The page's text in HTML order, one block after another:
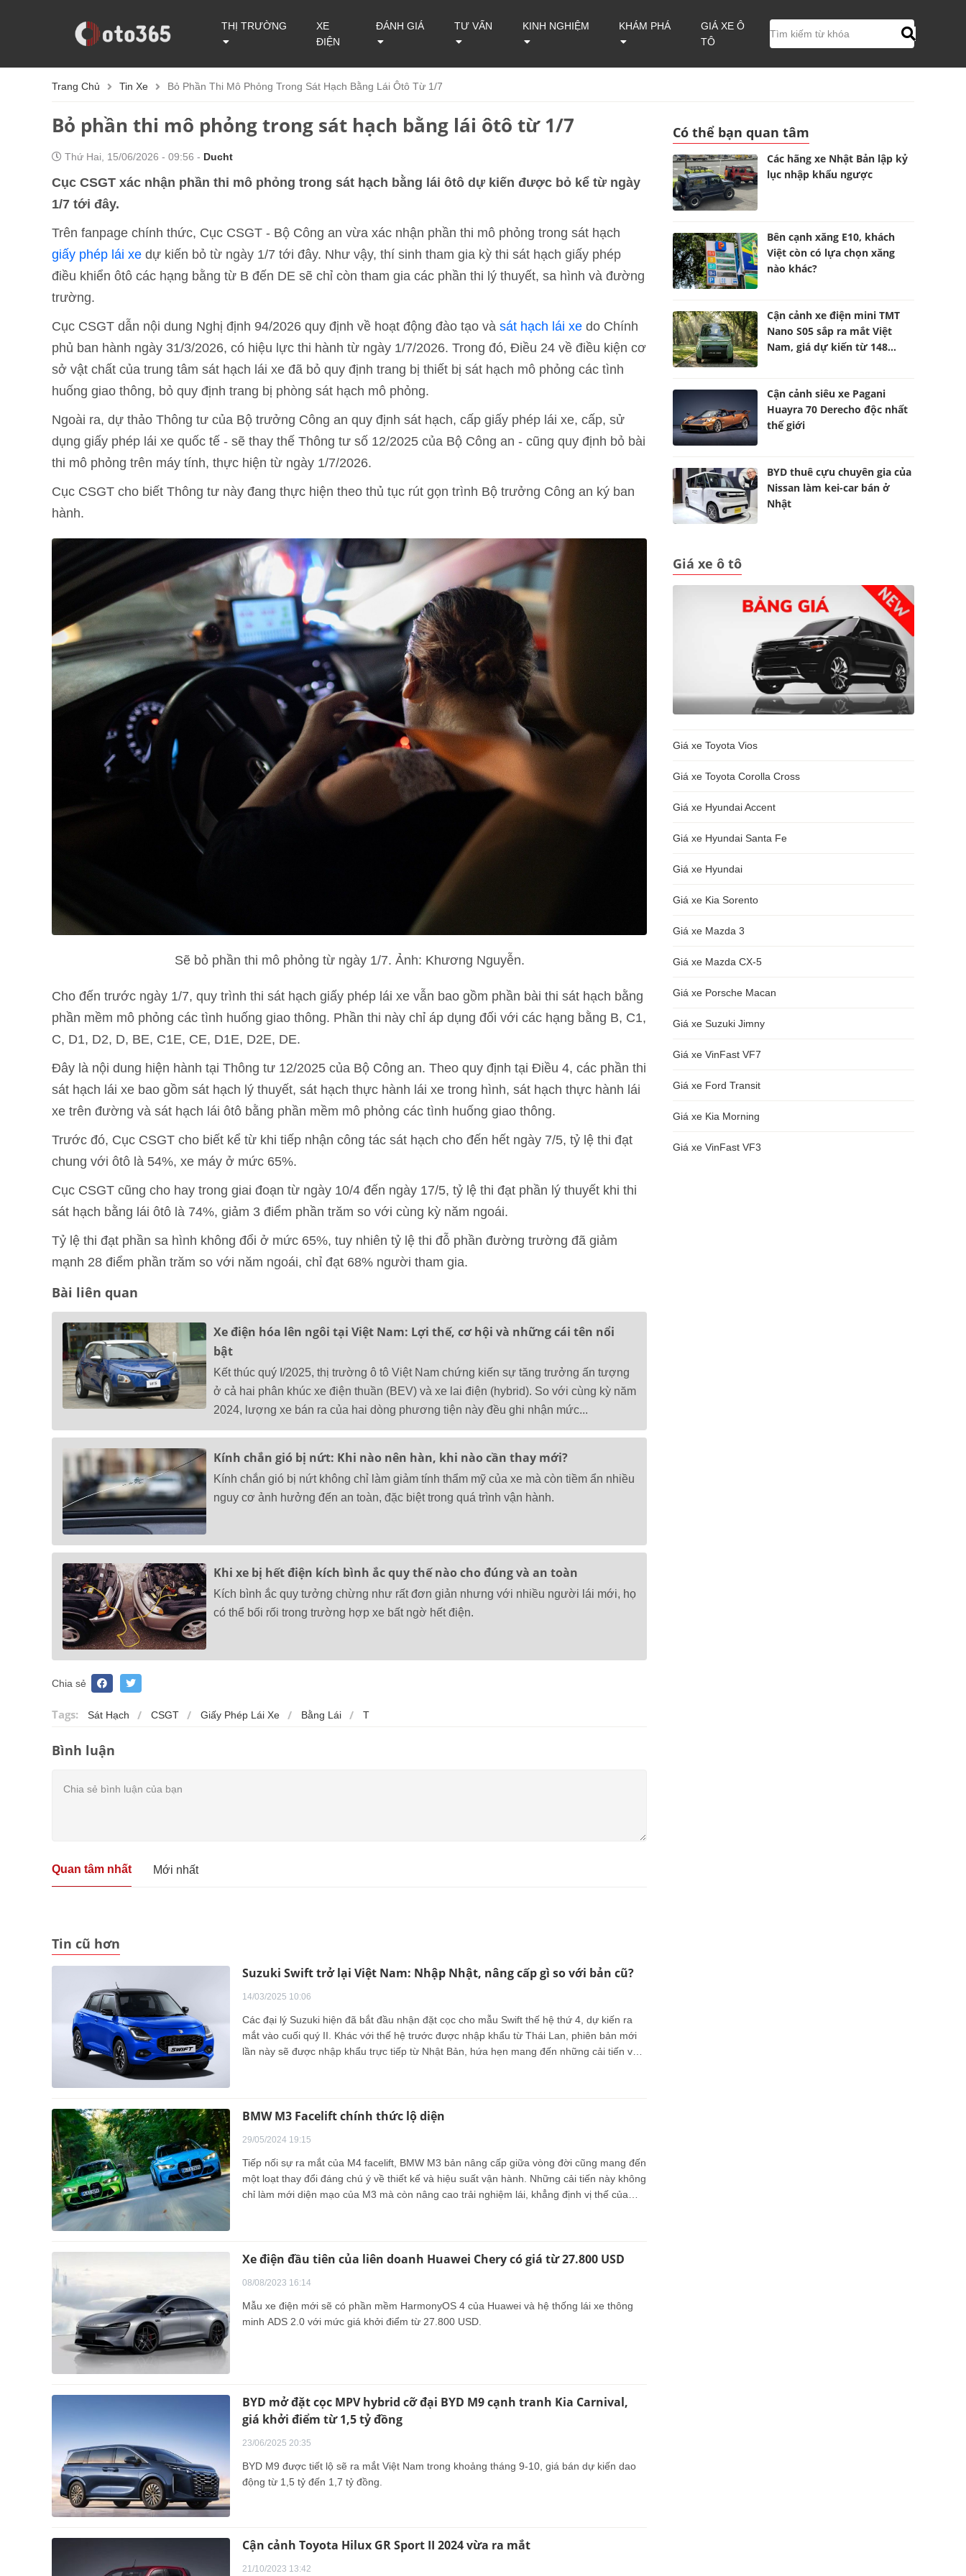
THỊ TRƯỜNG
XE
ĐIỆN
ĐÁNH GIÁ TƯ VẤN KINH NGHIỆM KHÁM PHÁ
GIÁ XE Ô
TÔ
Trang Chủ Tin Xe Bỏ Phần Thi Mô Phỏng Trong Sát Hạch Bằng Lái Ôtô Từ 1/7
Bỏ phần thi mô phỏng trong sát hạch bằng lái ôtô từ 1/7
Thứ Hai, 15/06/2026 - 09:56 - Ducht
Cục CSGT xác nhận phần thi mô phỏng trong sát hạch bằng lái ôtô dự kiến được bỏ kể từ ngày
1/7 tới đây.
Trên fanpage chính thức, Cục CSGT - Bộ Công an vừa xác nhận phần thi mô phỏng trong sát hạch
giấy phép lái xe dự kiến bỏ từ ngày 1/7 tới đây. Như vậy, thí sinh tham gia kỳ thi sát hạch giấy phép
điều khiển ôtô các hạng bằng từ B đến DE sẽ chỉ còn tham gia các phần thi lý thuyết, sa hình và đường
trường.
Cục CSGT dẫn nội dung Nghị định 94/2026 quy định về hoạt động đào tạo và sát hạch lái xe do Chính
phủ ban hành ngày 31/3/2026, có hiệu lực thi hành từ ngày 1/7/2026. Trong đó, Điều 24 về điều kiện cơ
sở vật chất của trung tâm sát hạch lái xe đã bỏ quy định trang bị thiết bị sát hạch mô phỏng các tình
huống giao thông, bỏ quy định trang bị phòng sát hạch mô phỏng.
Ngoài ra, dự thảo Thông tư của Bộ trưởng Công an quy định sát hạch, cấp giấy phép lái xe, cấp, sử
dụng giấy phép lái xe quốc tế - sẽ thay thế Thông tư số 12/2025 của Bộ Công an - cũng quy định bỏ bài
thi mô phỏng trên máy tính, thực hiện từ ngày 1/7/2026.
Cục CSGT cho biết Thông tư này đang thực hiện theo thủ tục rút gọn trình Bộ trưởng Công an ký ban
hành.
Sẽ bỏ phần thi mô phỏng từ ngày 1/7. Ảnh: Khương Nguyễn.
Cho đến trước ngày 1/7, quy trình thi sát hạch giấy phép lái xe vẫn bao gồm phần bài thi sát hạch bằng
phần mềm mô phỏng các tình huống giao thông. Phần thi này chỉ áp dụng đối với các hạng bằng B, C1,
C, D1, D2, D, BE, C1E, CE, D1E, D2E, DE.
Đây là nội dung hiện hành tại Thông tư 12/2025 của Bộ Công an. Theo quy định tại Điều 4, các phần thi
sát hạch lái xe bao gồm sát hạch lý thuyết, sát hạch thực hành lái xe trong hình, sát hạch thực hành lái
xe trên đường và sát hạch lái ôtô bằng phần mềm mô phỏng các tình huống giao thông.
Trước đó, Cục CSGT cho biết kể từ khi tiếp nhận công tác sát hạch cho đến hết ngày 7/5, tỷ lệ thi đạt
chung với ôtô là 54%, xe máy ở mức 65%.
Cục CSGT cũng cho hay trong giai đoạn từ ngày 10/4 đến ngày 17/5, tỷ lệ thi đạt phần lý thuyết khi thi
sát hạch bằng lái ôtô là 74%, giảm 3 điểm phần trăm so với cùng kỳ năm ngoái.
Tỷ lệ thi đạt phần sa hình không đổi ở mức 65%, tuy nhiên tỷ lệ thi đỗ phần đường trường đã giảm
mạnh 28 điểm phần trăm so với năm ngoái, chỉ đạt 68% người tham gia.
Bài liên quan
Xe điện hóa lên ngôi tại Việt Nam: Lợi thế, cơ hội và những cái tên nổi
bật
Kết thúc quý I/2025, thị trường ô tô Việt Nam chứng kiến sự tăng trưởng ấn tượng
ở cả hai phân khúc xe điện thuần (BEV) và xe lai điện (hybrid). So với cùng kỳ năm
2024, lượng xe bán ra của hai dòng phương tiện này đều ghi nhận mức...
Kính chắn gió bị nứt: Khi nào nên hàn, khi nào cần thay mới?
Kính chắn gió bị nứt không chỉ làm giảm tính thẩm mỹ của xe mà còn tiềm ẩn nhiều
nguy cơ ảnh hưởng đến an toàn, đặc biệt trong quá trình vận hành.
Khi xe bị hết điện kích bình ắc quy thế nào cho đúng và an toàn
Kích bình ắc quy tưởng chừng như rất đơn giản nhưng với nhiều người lái mới, họ
có thể bối rối trong trường hợp xe bất ngờ hết điện.
Chia sẻ
Tags: Sát Hạch CSGT Giấy Phép Lái Xe Bằng Lái T
Bình luận
Quan tâm nhất Mới nhất
Tin cũ hơn
Suzuki Swift trở lại Việt Nam: Nhập Nhật, nâng cấp gì so với bản cũ?
14/03/2025 10:06
Các đại lý Suzuki hiện đã bắt đầu nhận đặt cọc cho mẫu Swift thế hệ thứ 4, dự kiến ra
mắt vào cuối quý II. Khác với thế hệ trước được nhập khẩu từ Thái Lan, phiên bản mới
lần này sẽ được nhập khẩu trực tiếp từ Nhật Bản, hứa hẹn mang đến những cải tiến về
BMW M3 Facelift chính thức lộ diện
29/05/2024 19:15
Tiếp nối sự ra mắt của M4 facelift, BMW M3 bản nâng cấp giữa vòng đời cũng mang đến
một loạt thay đổi đáng chú ý về thiết kế và hiệu suất vận hành. Những cải tiến này không
chỉ làm mới diện mạo của M3 mà còn nâng cao trải nghiệm lái, khẳng định vị thế của
Xe điện đầu tiên của liên doanh Huawei Chery có giá từ 27.800 USD
08/08/2023 16:14
Mẫu xe điện mới sẽ có phần mềm HarmonyOS 4 của Huawei và hệ thống lái xe thông
minh ADS 2.0 với mức giá khởi điểm từ 27.800 USD.
BYD mở đặt cọc MPV hybrid cỡ đại BYD M9 cạnh tranh Kia Carnival,
giá khởi điểm từ 1,5 tỷ đồng
23/06/2025 20:35
BYD M9 được tiết lộ sẽ ra mắt Việt Nam trong khoảng tháng 9-10, giá bán dự kiến dao
động từ 1,5 tỷ đến 1,7 tỷ đồng.
Cận cảnh Toyota Hilux GR Sport II 2024 vừa ra mắt
21/10/2023 13:42
Có thể bạn quan tâm
Các hãng xe Nhật Bản lập kỷ
lục nhập khẩu ngược
Bên cạnh xăng E10, khách
Việt còn có lựa chọn xăng
nào khác?
Cận cảnh xe điện mini TMT
Nano S05 sắp ra mắt Việt
Nam, giá dự kiến từ 148
Cận cảnh siêu xe Pagani
Huayra 70 Derecho độc nhất
thế giới
BYD thuê cựu chuyên gia của
Nissan làm kei-car bán ở
Nhật
Giá xe ô tô
Giá xe Toyota Vios
Giá xe Toyota Corolla Cross
Giá xe Hyundai Accent
Giá xe Hyundai Santa Fe
Giá xe Hyundai
Giá xe Kia Sorento
Giá xe Mazda 3
Giá xe Mazda CX-5
Giá xe Porsche Macan
Giá xe Suzuki Jimny
Giá xe VinFast VF7
Giá xe Ford Transit
Giá xe Kia Morning
Giá xe VinFast VF3